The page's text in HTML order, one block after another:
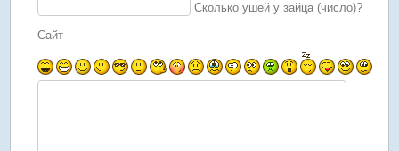
Сколько ушей у зайца (число)?
Сайт